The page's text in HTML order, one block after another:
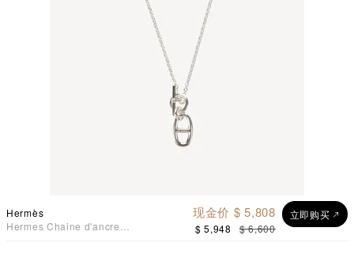
Hermès
Hermes Chaine d'ancre
立即购买
现金价 $ 5,808
$ 5,948 $ 6,600